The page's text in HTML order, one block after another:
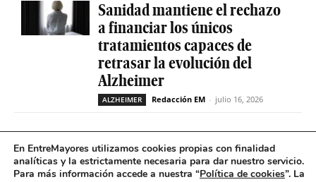
Sanidad mantiene el rechazo
a financiar los únicos
tratamientos capaces de
retrasar la evolución del
Alzheimer
ALZHEIMER Redacción EM - julio 16, 2026
La geriatría reclama más
peso en el sistema sanitario
En EntreMayores utilizamos cookies propias con finalidad
analíticas y la estrictamente necesaria para dar nuestro servicio.
Para más información accede a nuestra “Política de cookies”. La